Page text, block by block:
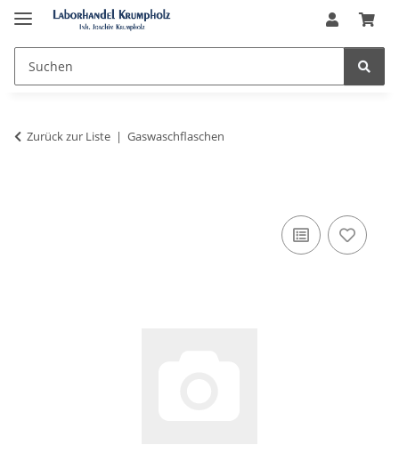
Zurück zur Liste Gaswaschflaschen